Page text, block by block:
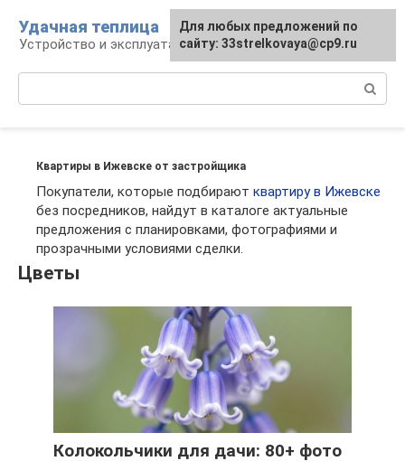
контенту
Удачная теплица
Устройство и эксплуатация теплиц
Квартиры в Ижевске от застройщика
Покупатели, которые подбирают квартиру в Ижевске
без посредников, найдут в каталоге актуальные
предложения с планировками, фотографиями и
прозрачными условиями сделки.
Цветы
Колокольчики для дачи: 80+ фото
Для любых предложений по
сайту: 33strelkovaya@cp9.ru